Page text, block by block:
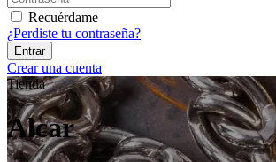
Recuérdame
¿Perdiste tu contraseña?
Crear una cuenta
Tienda
Alcar